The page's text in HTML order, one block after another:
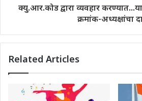
क्यु.आर.कोड द्वारा व्यवहार
क्रमांक-अध्यक्षांचा
Related Articles